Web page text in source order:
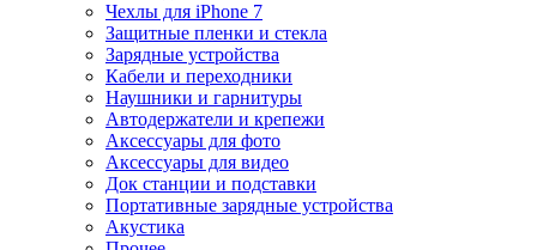
Чехлы для iPhone 7
Защитные пленки и стекла
Зарядные устройства
Кабели и переходники
Наушники и гарнитуры
Автодержатели и крепежи
Аксессуары для фото
Аксессуары для видео
Док станции и подставки
Портативные зарядные устройства
Акустика